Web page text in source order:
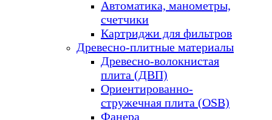
Автоматика, манометры,
счетчики
Картриджи для фильтров
Древесно-плитные материалы
Древесно-волокнистая
плита (ДВП)
Ориентированно-
стружечная плита (OSB)
Фанера